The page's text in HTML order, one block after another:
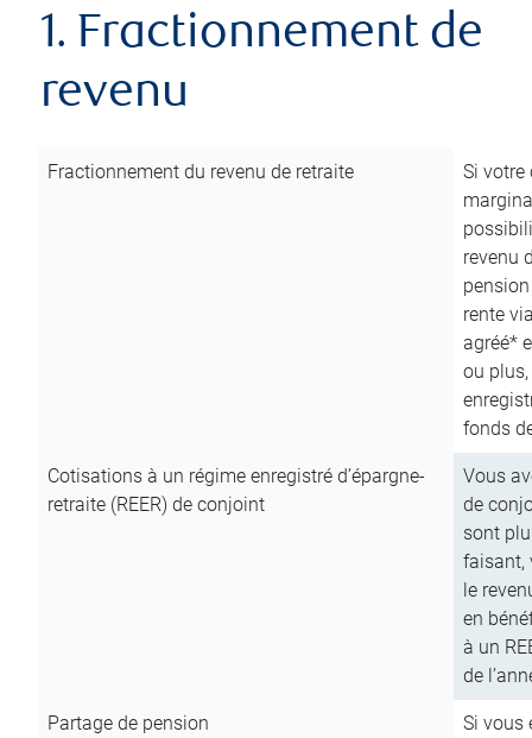
1. Fractionnement de
revenu
Fractionnement du revenu de retraite
Si votre
revenu
rente
agréé*
ou
fonds
Cotisations à un régime enregistré d’épargne-
retraite (REER) de conjoint
Vous
de
sont
faisant,
le
en
à un
de
Partage de pension
Si vous